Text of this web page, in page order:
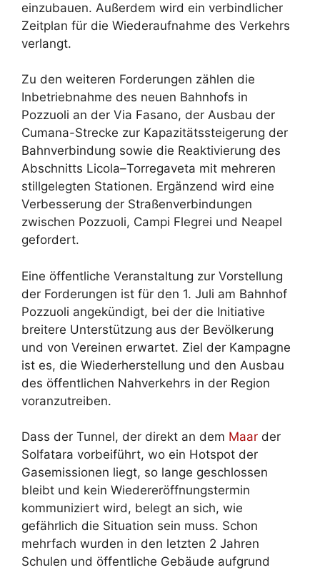
einzubauen. Außerdem wird ein verbindlicher
Zeitplan für die Wiederaufnahme des Verkehrs
verlangt.
Zu den weiteren Forderungen zählen die
Inbetriebnahme des neuen Bahnhofs in
Pozzuoli an der Via Fasano, der Ausbau der
Cumana-Strecke zur Kapazitätssteigerung der
Bahnverbindung sowie die Reaktivierung des
Abschnitts Licola–Torregaveta mit mehreren
stillgelegten Stationen. Ergänzend wird eine
Verbesserung der Straßenverbindungen
zwischen Pozzuoli, Campi Flegrei und Neapel
gefordert.
Eine öffentliche Veranstaltung zur Vorstellung
der Forderungen ist für den 1. Juli am Bahnhof
Pozzuoli angekündigt, bei der die Initiative
breitere Unterstützung aus der Bevölkerung
und von Vereinen erwartet. Ziel der Kampagne
ist es, die Wiederherstellung und den Ausbau
des öffentlichen Nahverkehrs in der Region
voranzutreiben.
Dass der Tunnel, der direkt an dem Maar der
Solfatara vorbeiführt, wo ein Hotspot der
Gasemissionen liegt, so lange geschlossen
bleibt und kein Wiedereröffnungstermin
kommuniziert wird, belegt an sich, wie
gefährlich die Situation sein muss. Schon
mehrfach wurden in den letzten 2 Jahren
Schulen und öffentliche Gebäude aufgrund